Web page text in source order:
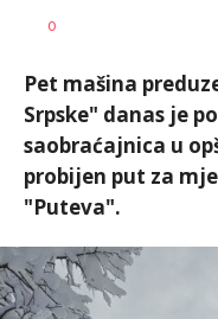
AUTOR
0
Pet mašina
Srpske" danas je
saobraćajnica u
probijen put za
"Puteva".